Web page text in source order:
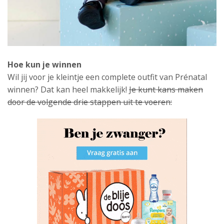
Hoe kun je winnen
Wil jij voor je kleintje een complete outfit van Prénatal
winnen? Dat kan heel makkelijk! Je kunt kans maken
door de volgende drie stappen uit te voeren: